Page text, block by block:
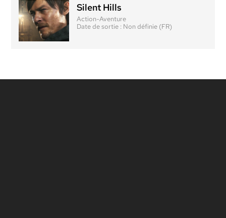
Silent Hills
Action-Aventure
Date de sortie : Non définie (FR)